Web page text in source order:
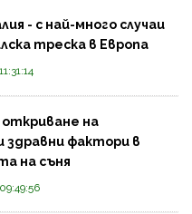
- с най-много случаи
треска в Европа
откриване на
здравни фактори в
на съня